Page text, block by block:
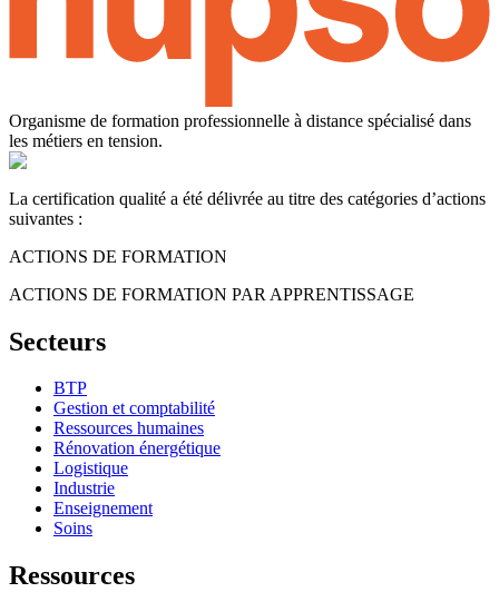
Organisme de formation professionnelle à distance spécialisé dans
les métiers en tension.
La certification qualité a été délivrée au titre des catégories d’actions
suivantes :
ACTIONS DE FORMATION
ACTIONS DE FORMATION PAR APPRENTISSAGE
Secteurs
BTP
Gestion et comptabilité
Ressources humaines
Rénovation énergétique
Logistique
Industrie
Enseignement
Soins
Ressources